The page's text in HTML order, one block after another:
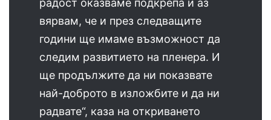
радост оказваме подкрепа и аз
вярвам, че и през следващите
години ще имаме възможност да
следим развитието на пленера. И
ще продължите да ни показвате
най-доброто в изложбите и да ни
радвате“, каза на откриването